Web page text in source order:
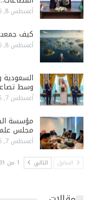
أغسطس 8, 2026
كيف جمعت
أغسطس 8, 2026
وسط
أغسطس 7, 2026
مؤسسة
مجلس
أغسطس 7, 2026
السابق التالي 1 من 1٬631